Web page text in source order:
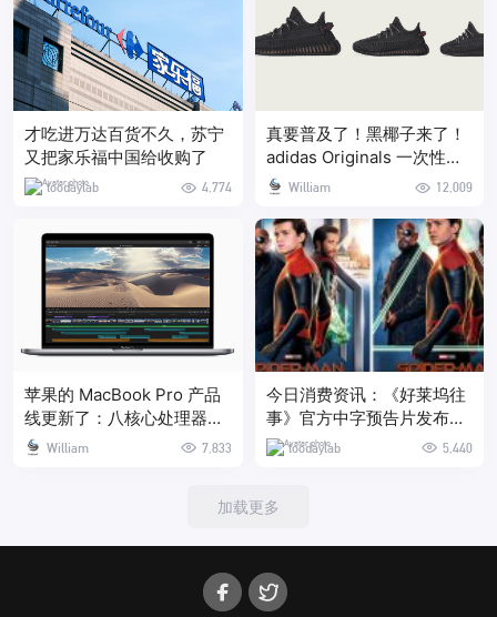
才吃进万达百货不久，苏宁
又把家乐福中国给收购了
toodaylab 4,774
真要普及了！黑椰子来了！
adidas Originals 一次性介
绍了 3 款 YEEZY BOOST
William 12,009
苹果的 MacBook Pro 产品
线更新了：八核心处理器来
了 William 7,833
今日消费资讯：《好莱坞往
事》官方中字预告片发布、
匡威和 TheSoloist 全新联
toodaylab 5,440
加载更多